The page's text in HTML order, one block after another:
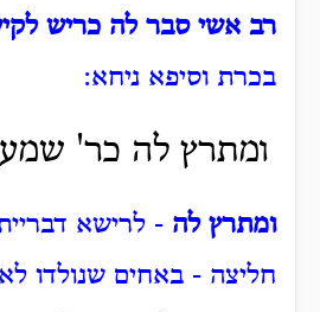
רב אשי סבר לה כריש
בכרת וסיפא ניחא:
ומתרץ לה כר'
ומתרץ לה - לרישא
חליצה - באחים שנולדו